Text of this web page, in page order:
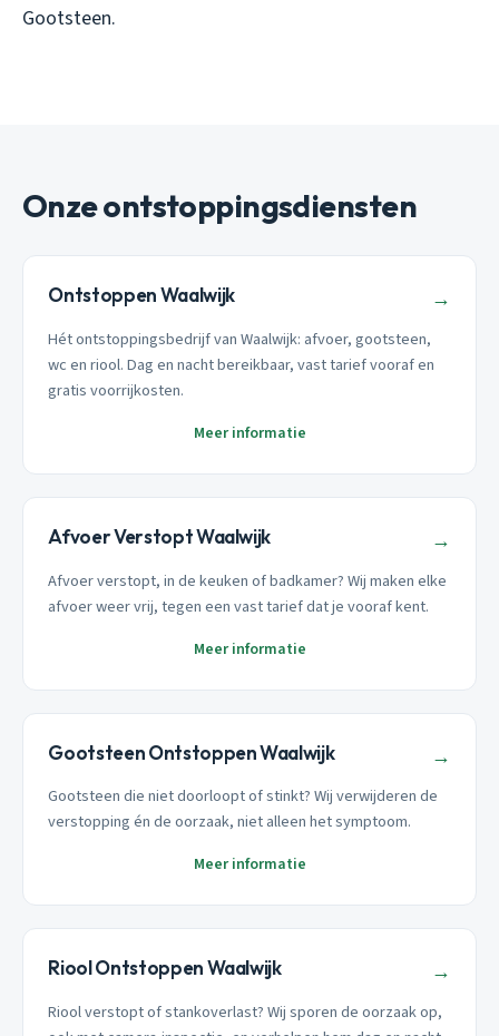
Gootsteen.
Onze ontstoppingsdiensten
Ontstoppen Waalwijk →
Hét ontstoppingsbedrijf van Waalwijk: afvoer, gootsteen,
wc en riool. Dag en nacht bereikbaar, vast tarief vooraf en
gratis voorrijkosten.
Meer informatie
Afvoer Verstopt Waalwijk →
Afvoer verstopt, in de keuken of badkamer? Wij maken elke
afvoer weer vrij, tegen een vast tarief dat je vooraf kent.
Meer informatie
Gootsteen Ontstoppen Waalwijk →
Gootsteen die niet doorloopt of stinkt? Wij verwijderen de
verstopping én de oorzaak, niet alleen het symptoom.
Meer informatie
Riool Ontstoppen Waalwijk →
Riool verstopt of stankoverlast? Wij sporen de oorzaak op,